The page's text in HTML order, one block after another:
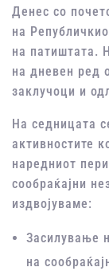
Денес со
на
на патиштата.
на дневен ред
заклучоци и
На седницата
активностите
наредниот
сообраќајни
издвојуваме:
Засилување
на